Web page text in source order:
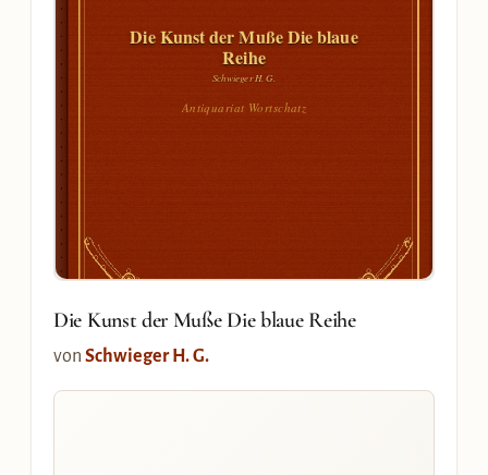
Die Kunst der Muße Die blaue
Reihe
Schwieger H. G.
Antiquariat Wortschatz
Die Kunst der Muße Die blaue Reihe
von Schwieger H. G.